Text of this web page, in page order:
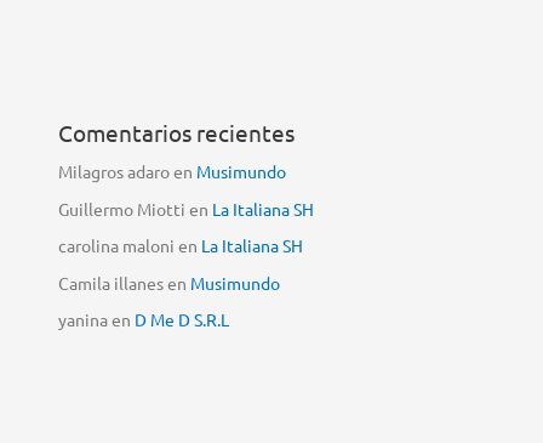
Comentarios recientes
Milagros adaroen Musimundo
Guillermo Miotti en La Italiana SH
carolina maloni en La Italiana SH
Camila illanesen Musimundo
yaninaen D Me D S.R.L